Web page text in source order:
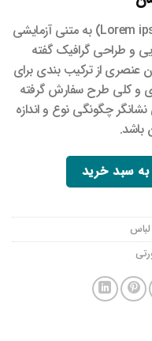
لورم ایپسوم یا طرح‌نما (به انگلیسی: Lorem ipsum) به متنی آزمایشی
و طراحی گرافیک گفته
عنصری از ترکیب بندی برای
و کلی طرح سفارش گرفته
نشانگر چگونگی نوع و اندازه
باشد.
به سبد خرید
لباس